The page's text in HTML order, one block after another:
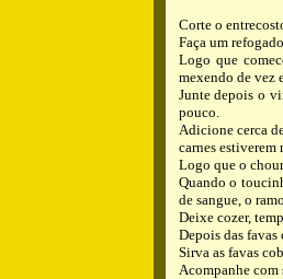
Corte o
Faça um
Logo que
mexendo de vez
Junte depois o
pouco.
Adicione cerca
carnes estiverem
Logo que o
Quando o
de sangue, o
Deixe cozer,
Depois das favas
Sirva as favas
Acompanhe com